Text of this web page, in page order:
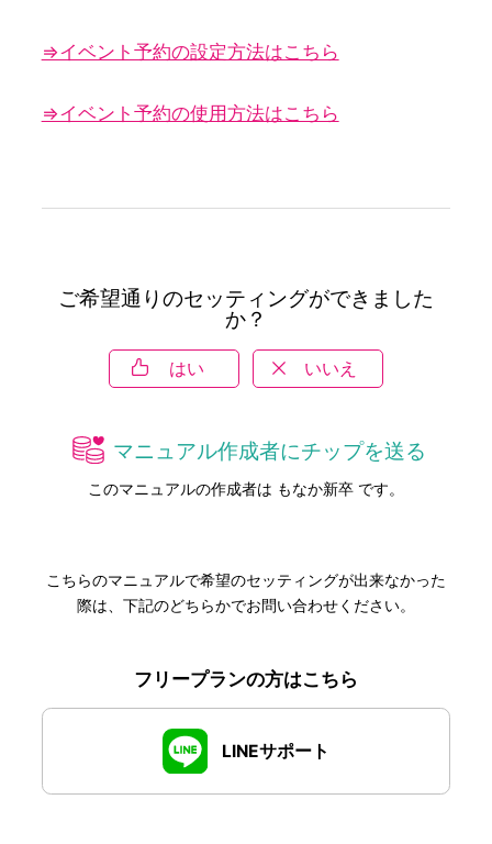
⇒イベント予約の設定方法はこちら
⇒イベント予約の使用方法はこちら
ご希望通りのセッティングができました
か？
はい いいえ
マニュアル作成者にチップを送る
このマニュアルの作成者は もなか新卒 です。
こちらのマニュアルで希望のセッティングが出来なかった
際は、下記のどちらかでお問い合わせください。
フリープランの方はこちら
LINEサポート